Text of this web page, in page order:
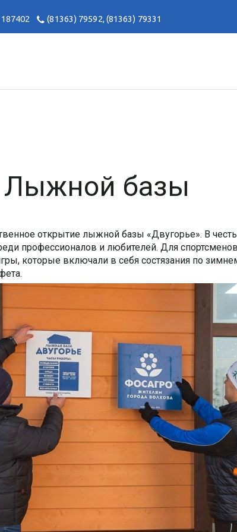
187402 (81363) 79592,(81363) 79331
Лыжной базы
открытие лыжной базы «Двугорье». В
профессионалов и любителей. Для
которые включали в себя состязания по